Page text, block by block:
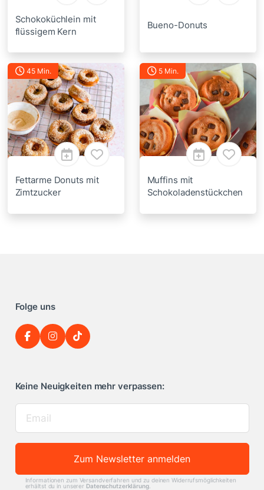
Schokoküchlein mit
flüssigem Kern
Bueno-Donuts
45 Min.
Fettarme Donuts mit
Zimtzucker
5 Min.
Muffins mit
Schokoladenstückchen
Folge uns
Keine Neuigkeiten mehr verpassen:
Zum Newsletter anmelden
Informationen zum Versandverfahren und zu deinen Widerrufsmöglichkeiten
erhältst du in unserer Datenschutzerklärung.